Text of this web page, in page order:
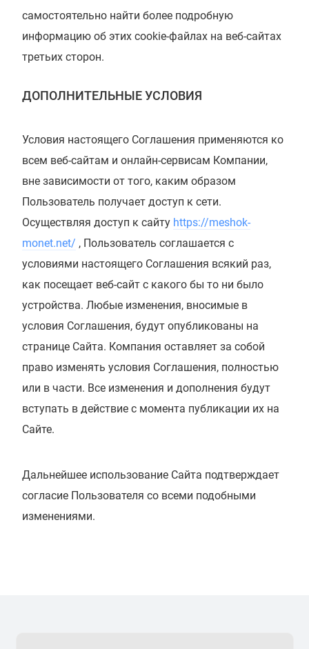
самостоятельно найти более подробную
информацию об этих cookie-файлах на веб-сайтах
третьих сторон.
ДОПОЛНИТЕЛЬНЫЕ УСЛОВИЯ
Условия настоящего Соглашения применяются ко
всем веб-сайтам и онлайн-сервисам Компании,
вне зависимости от того, каким образом
Пользователь получает доступ к сети.
Осуществляя доступ к сайту https://meshok-
monet.net/ , Пользователь соглашается с
условиями настоящего Соглашения всякий раз,
как посещает веб-сайт с какого бы то ни было
устройства. Любые изменения, вносимые в
условия Соглашения, будут опубликованы на
странице Сайта. Компания оставляет за собой
право изменять условия Соглашения, полностью
или в части. Все изменения и дополнения будут
вступать в действие с момента публикации их на
Сайте.
Дальнейшее использование Сайта подтверждает
согласие Пользователя со всеми подобными
изменениями.